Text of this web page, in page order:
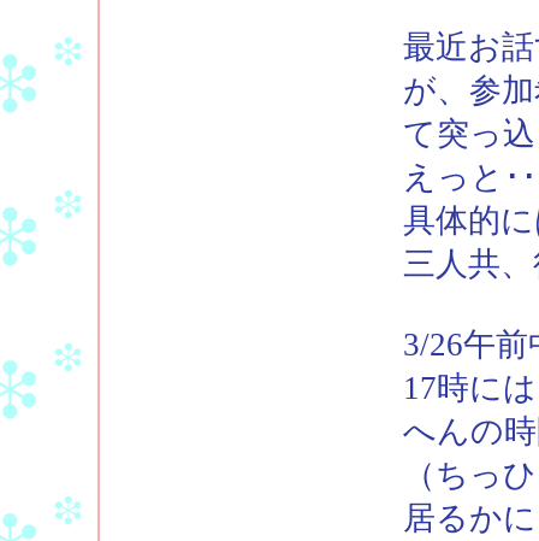
最近お
が、参
て突っ
えっと･
具体的
三人共
3/26午
17時に
へんの
（ちっ
居るか